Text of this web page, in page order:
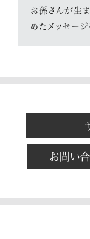
お孫さんが生
めたメッセー
お問い